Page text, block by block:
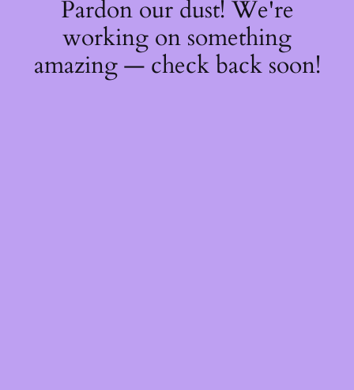
Pardon our dust! We're
working on something
amazing — check back soon!